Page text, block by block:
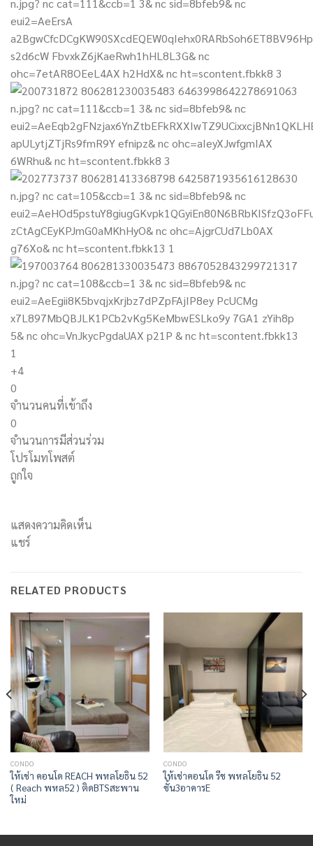
+4
0
จำนวนคนที่เข้าถึง
0
จำนวนการมีส่วนร่วม
โปรโมทโพสต์
ถูกใจ
แสดงความคิดเห็น
แชร์
RELATED PRODUCTS
CONDO
ให้เช่า คอนโด REACH พหลโยธิน 52
( Reach พหล52 ) ติดBTSสะพาน
ใหม่
CONDO
ให้เช่าคอนโด รีช พหลโยธิน 52
ชั้น3อาคารE